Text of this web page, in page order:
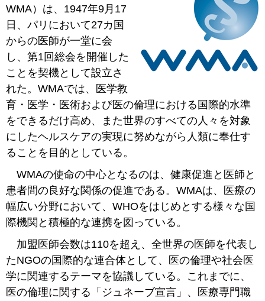
WMA）は、1947年9月17
日、パリにおいて27カ国
からの医師が一堂に会
し、第1回総会を開催した
ことを契機として設立さ
れた。WMAでは、医学教
育・医学・医術および医の倫理における国際的水準
をできるだけ高め、また世界のすべての人々を対象
にしたヘルスケアの実現に努めながら人類に奉仕す
ることを目的としている。
WMAの使命の中心となるのは、健康促進と医師と
患者間の良好な関係の促進である。WMAは、医療の
幅広い分野において、WHOをはじめとする様々な国
際機関と積極的な連携を図っている。
加盟医師会数は110を超え、全世界の医師を代表し
たNGOの国際的な連合体として、医の倫理や社会医
学に関連するテーマを協議している。これまでに、
医の倫理に関する「ジュネーブ宣言」、医療専門職